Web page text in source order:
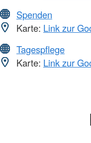
Spenden
Karte: Link zur
Tagespflege
Karte: Link zur